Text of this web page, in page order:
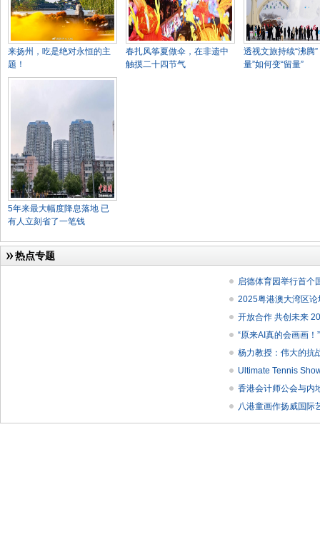
来扬州，吃是绝对永恒的主
题！
春扎风筝夏做伞，在非遗中
触摸二十四节气
透视文旅持续“沸腾”
量”如何变“留量”
5年来最大幅度降息落地 已
有人立刻省了一笔钱
热点专题
启德体育园举行首个
2025粤港澳大湾区论
开放合作 共创未来
“原来AI真的会画画！
杨力教授：伟大的抗
Ultimate Tennis
香港会计师公会与内
八港童画作扬威国际